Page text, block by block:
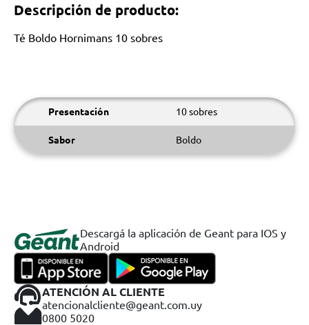
Descripción de producto:
Té Boldo Hornimans 10 sobres
Presentación 10 sobres
Sabor Boldo
Descargá la aplicación de Geant para IOS y
Android
ATENCIÓN AL CLIENTE
atencionalcliente@geant.com.uy
0800 5020